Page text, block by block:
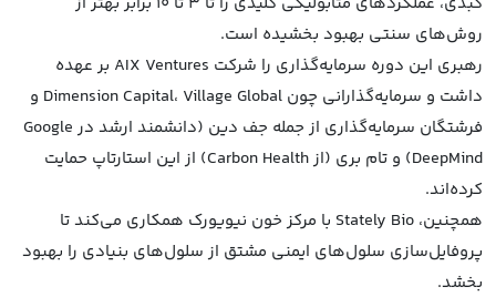
روش‌های سنتی بهبود بخشیده است.
رهبری این دوره سرمایه‌گذاری را شرکت AIX Ventures بر عهده
داشت و سرمایه‌گذارانی چون Dimension Capital، Village Global و
فرشتگان سرمایه‌گذاری از جمله جف دین (دانشمند ارشد در Google
DeepMind) و تام بری (از Carbon Health) از این استارتاپ حمایت
کرده‌اند.
همچنین، Stately Bio با مرکز خون نیویورک همکاری می‌کند تا
پروفایل‌سازی سلول‌های ایمنی مشتق از سلول‌های بنیادی را بهبود
بخشد.